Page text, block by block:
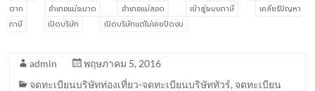
ตาก
อำเภอแม่ระมาด อำเภอแม่สอด เข้าสู่ระบบภาษี
เคลียร์ปัญหา
ภาษี
เปิดบริษัท เปิดบริษัทแต่ไม่เคยปิดงบ
admin
พฤษภาคม 5, 2016
จดทะเบียนบริษัทท่องเที่ยว-จดทะเบียนบริษัททัวร์, จดทะเบียน